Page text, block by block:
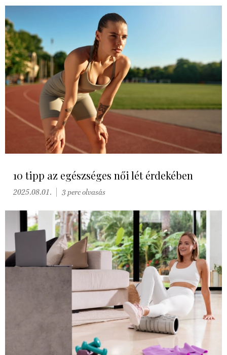
10 tipp az egészséges női lét érdekében
2025.08.01. 3 perc olvasás